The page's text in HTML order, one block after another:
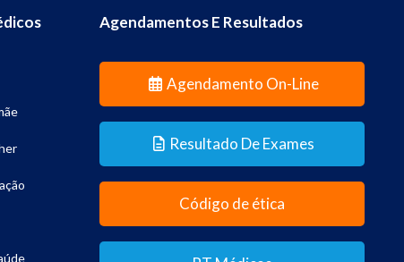
Agendamentos E Resultados
Agendamento On-Line
Resultado De Exames
Código de ética